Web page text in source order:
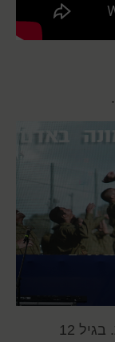
.
טוביה נולד בירושלים למשפחה חרדית. בגיל 12